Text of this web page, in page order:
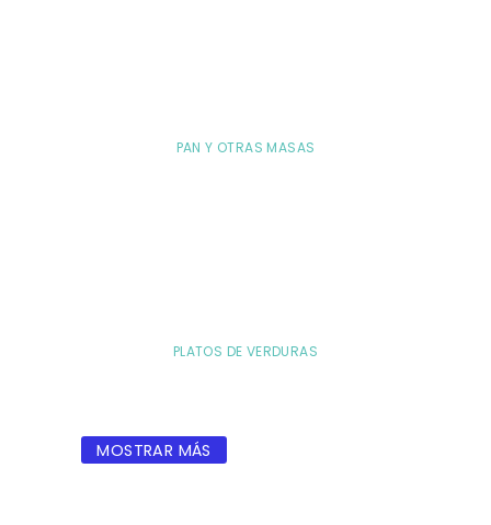
PAN Y OTRAS MASAS
PLATOS DE VERDURAS
MOSTRAR MÁS